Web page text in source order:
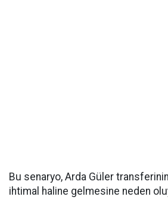
Bu senaryo, Arda Güler
ihtimal haline gelmesine neden